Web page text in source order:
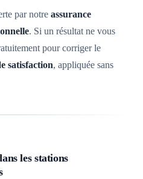
par notre assurance
. Si un résultat ne vous
pour corriger le
satisfaction, appliquée sans
les stations